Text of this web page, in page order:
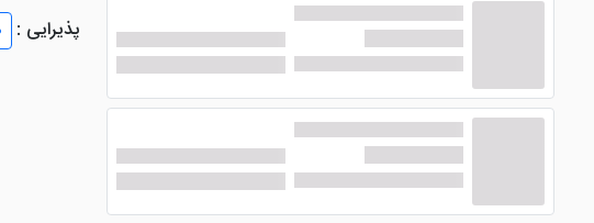
به میهمانان عرضه می‌کند. سرو غذا در این هتل به‌صورت منوی انتخابی بوده و
امکانات هتل آپارتمان سیبا مشهد، ضیافت یک
هتل آپارتمان سیبا در مشهد
چمدان، صندوق امانات، نمازخانه، کافی شاپ، مینی بار و .... از جمله امکانات در
پذیرایی :